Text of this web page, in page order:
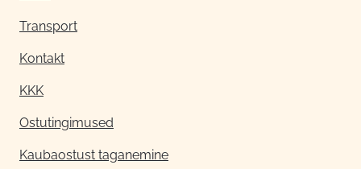
Transport
Kontakt
KKK
Ostutingimused
Kaubaostust taganemine